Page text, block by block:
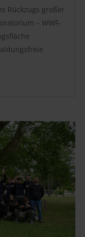
Rückzugs großer
– WWF-